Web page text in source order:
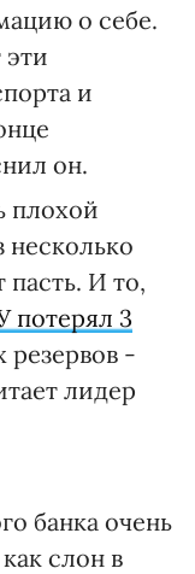
о себе.
эти
и
он.
плохой
несколько
И то,
потерял 3
резервов -
лидер
банка очень
слон в